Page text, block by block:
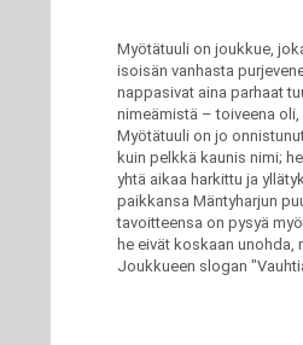
Myötätuuli on joukkue,
isoisän vanhasta
nappasivat aina parhaat
nimeämistä – toiveena
Myötätuuli on jo
kuin pelkkä kaunis nimi;
yhtä aikaa harkittu ja
paikkansa Mäntyharjun
tavoitteensa on pysyä
he eivät koskaan
Joukkueen slogan